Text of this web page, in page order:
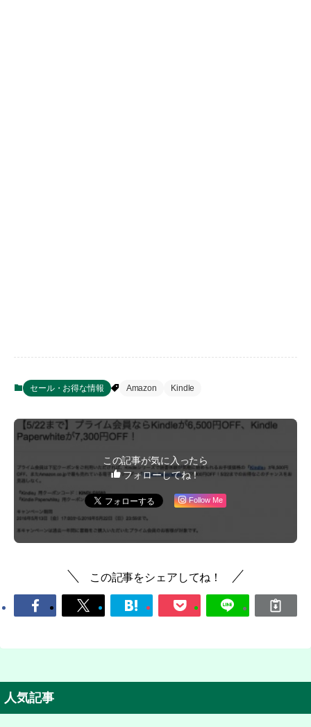
セール・お得な情報 Amazon Kindle
この記事が気に入ったら
フォローしてね！
Follow Me
この記事をシェアしてね！
人気記事